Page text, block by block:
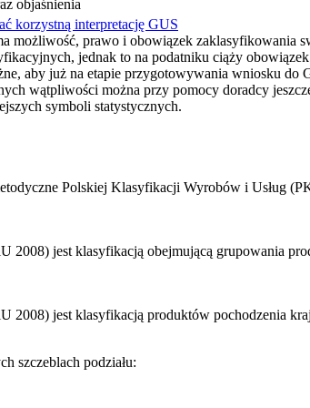
objaśnienia
korzystną interpretację GUS
możliwość, prawo i obowiązek zaklasyfikowania
jednak to na podatniku ciąży
aby już na etapie przygotowywania wniosku
wątpliwości można przy pomocy doradcy
symboli statystycznych.
Polskiej Klasyfikacji Wyrobów i Usług
jest klasyfikacją obejmującą grupowania
jest klasyfikacją produktów pochodzenia
szczeblach podziału: